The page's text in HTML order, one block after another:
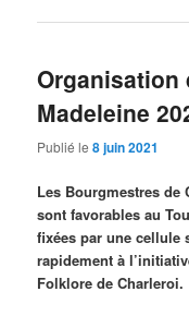
Organisation
Madeleine
Publié le8 juin 2021
Les Bourgmestres de
sont favorables au
fixées par une cellule
rapidement à
Folklore de Charleroi.